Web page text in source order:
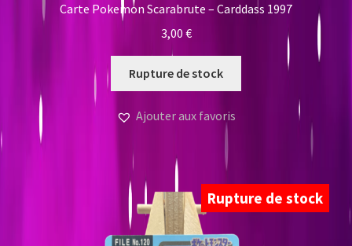
Carte Pokemon Scarabrute – Carddass 1997
3,00 €
Rupture de stock
Ajouter aux favoris
Rupture de stock